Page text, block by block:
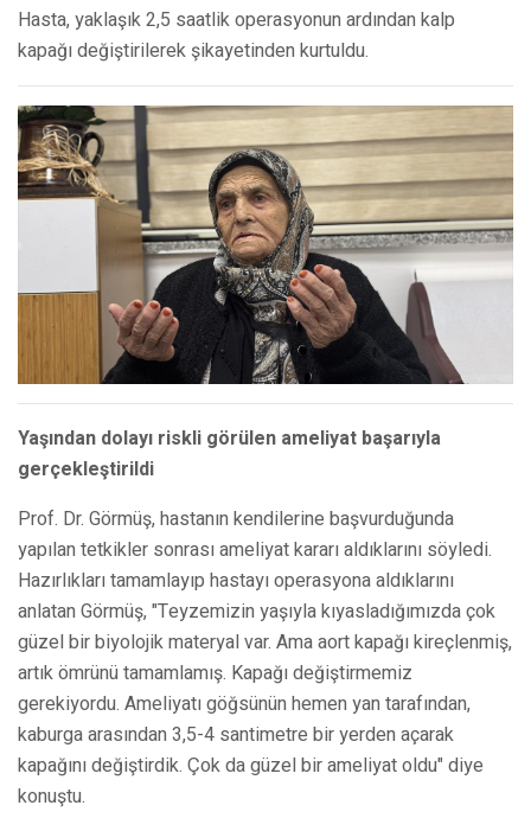
Hasta, yaklaşık 2,5 saatlik operasyonun ardından kalp
kapağı değiştirilerek şikayetinden kurtuldu.
Yaşından dolayı riskli görülen ameliyat başarıyla
gerçekleştirildi
Prof. Dr. Görmüş, hastanın kendilerine başvurduğunda
yapılan tetkikler sonrası ameliyat kararı aldıklarını söyledi.
Hazırlıkları tamamlayıp hastayı operasyona aldıklarını
anlatan Görmüş, "Teyzemizin yaşıyla kıyasladığımızda çok
güzel bir biyolojik materyal var. Ama aort kapağı kireçlenmiş,
artık ömrünü tamamlamış. Kapağı değiştirmemiz
gerekiyordu. Ameliyatı göğsünün hemen yan tarafından,
kaburga arasından 3,5-4 santimetre bir yerden açarak
kapağını değiştirdik. Çok da güzel bir ameliyat oldu" diye
konuştu.